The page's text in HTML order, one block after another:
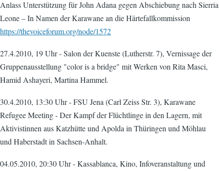
Anlass Unterstützung für John Adana gegen Abschiebung nach Sierria
Leone – In Namen der Karawane an die Härtefallkommission
https://thevoiceforum.org/node/1572
27.4.2010, 19 Uhr - Salon der Kuenste (Lutherstr. 7), Vernissage der
Gruppenausstellung "color is a bridge" mit Werken von Rita Masci,
Hamid Ashayeri, Martina Hammel.
30.4.2010, 13:30 Uhr - FSU Jena (Carl Zeiss Str. 3), Karawane
Refugee Meeting - Der Kampf der Flüchtlinge in den Lagern, mit
Aktivistinnen aus Katzhütte und Apolda in Thüringen und Möhlau
und Haberstadt in Sachsen-Anhalt.
04.05.2010, 20:30 Uhr - Kassablanca, Kino, Infoveranstaltung und